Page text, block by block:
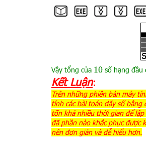
Vậy tổng của 10số hạng đầu
Kết Luận:
Trên những phiên bản máy
tính các bài toán dãy số bằng
tốn khá nhiều thời gian để
đã phần nào khắc phục được
nên đơn giản và dễ hiểu hơn.